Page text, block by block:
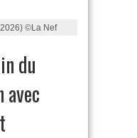
©La Nef
du
avec